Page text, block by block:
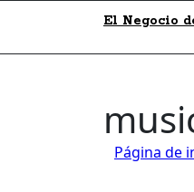
El Negocio
Página de